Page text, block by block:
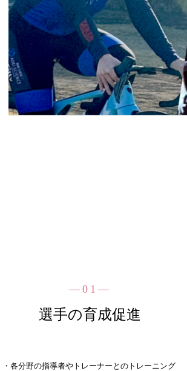
―01―
選手の育成促進
・各分野の指導者やトレーナーとのトレーニング